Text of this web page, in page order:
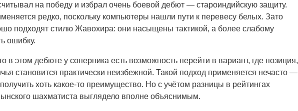
на победу и избрал очень боевой дебют — староиндийскую защиту.
редко, поскольку компьютеры нашли пути к перевесу белых. Зато
подходят стилю Жавохира: они насыщены тактикой, а более слабому
ошибку.
в этом дебюте у соперника есть возможность перейти в вариант, где позиция,
становится практически неизбежной. Такой подход применяется нечасто —
хоть какое-то преимущество. Но с учётом разницы в рейтингах
шахматиста выглядело вполне объяснимым.